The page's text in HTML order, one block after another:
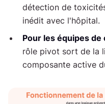
détection de
inédit avec l'hôpital.
Pour les équipes de
rôle pivot sort de la
composante active